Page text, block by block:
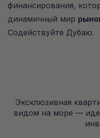
финансирования,
динамичный мир
Содействуйте Дубаю.
Эксклюзивная
видом на море —